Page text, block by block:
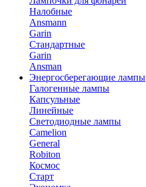
Налобные
Ansmann
Garin
Стандартные
Garin
Ansman
Энергосберегающие лампы
Галогенные лампы
Капсульные
Линейные
Светодиодные лампы
Camelion
General
Robiton
Космос
Старт